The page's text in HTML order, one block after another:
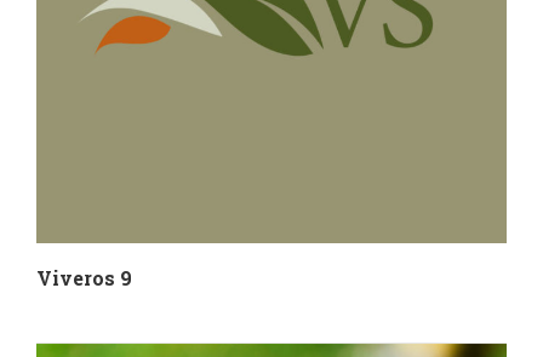
Viveros 9